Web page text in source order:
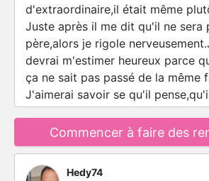
d'extraordinaire,il était même
Juste après il me dit qu'il ne sera
père,alors je rigole
devrai m'estimer heureux parce
ça ne sait pas passé de la même
J'aimerai savoir se qu'il
Commencer à faire des
Hedy74